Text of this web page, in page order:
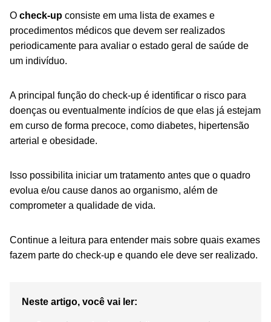
O check-up consiste em uma lista de exames e
procedimentos médicos que devem ser realizados
periodicamente para avaliar o estado geral de saúde de
um indivíduo.
A principal função do check-up é identificar o risco para
doenças ou eventualmente indícios de que elas já estejam
em curso de forma precoce, como diabetes, hipertensão
arterial e obesidade.
Isso possibilita iniciar um tratamento antes que o quadro
evolua e/ou cause danos ao organismo, além de
comprometer a qualidade de vida.
Continue a leitura para entender mais sobre quais exames
fazem parte do check-up e quando ele deve ser realizado.
Neste artigo, você vai ler: